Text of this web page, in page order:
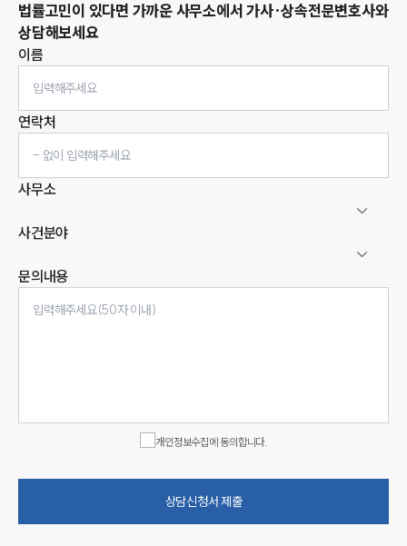
법률고민이 있다면 가까운 사무소에서 가사·상속전문변호사와
상담해보세요
이름
연락처
사무소
사건분야
문의내용
개인정보수집에 동의합니다.
상담신청서 제출